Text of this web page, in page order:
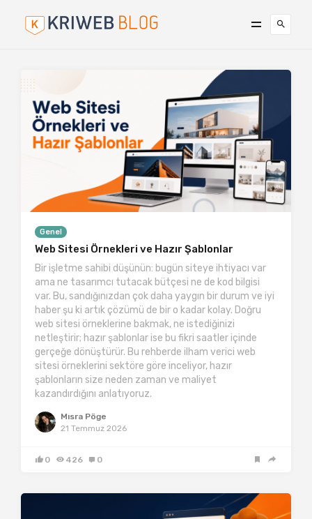
Genel
Web Sitesi Örnekleri ve Hazır Şablonlar
Bir işletme sahibi düşünün: bugün siteye ihtiyacı var
ama ne tasarımcı tutacak bütçesi ne de kod bilgisi
var. Bu, sandığınızdan çok daha yaygın bir durum ve iyi
haber şu ki artık çözümü de bir o kadar kolay. Doğru
web sitesi örneklerine bakmak, ne istediğinizi
netleştirir; hazır şablonlar ise bu fikri saatler içinde
gerçeğe dönüştürür. Bu rehberde ilham verici web
sitesi örneklerini sektöre göre inceliyor, hazır
şablonların size neden zaman ve maliyet
kazandırdığını anlatıyoruz.
Mısra Pöge
21 Temmuz 2026
0 426 0